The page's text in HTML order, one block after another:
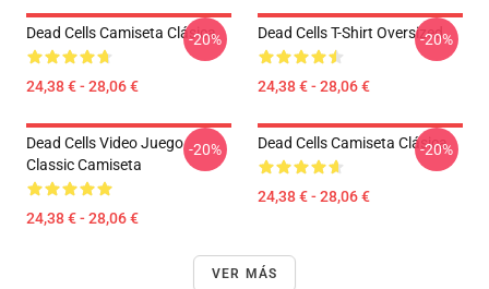
Dead Cells Camiseta Clásica
24,38 € - 28,06 €
-20% Dead Cells T-Shirt Oversized
24,38 € - 28,06 €
-20%
Dead Cells Video Juego
Classic Camiseta
24,38 € - 28,06 €
-20% Dead Cells Camiseta Clásica
24,38 € - 28,06 €
-20%
VER MÁS